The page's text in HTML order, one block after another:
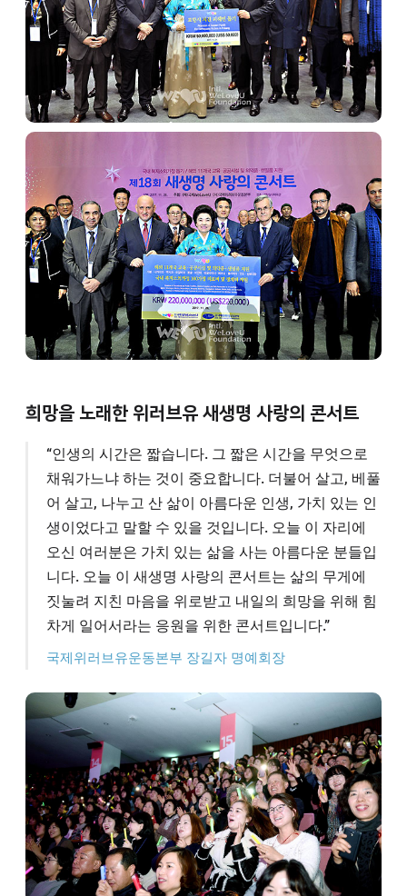
희망을 노래한 위러브유 새생명 사랑의 콘서트
“인생의 시간은 짧습니다. 그 짧은 시간을 무엇으로
채워가느냐 하는 것이 중요합니다. 더불어 살고, 베풀
어 살고, 나누고 산 삶이 아름다운 인생, 가치 있는 인
생이었다고 말할 수 있을 것입니다. 오늘 이 자리에
오신 여러분은 가치 있는 삶을 사는 아름다운 분들입
니다. 오늘 이 새생명 사랑의 콘서트는 삶의 무게에
짓눌려 지친 마음을 위로받고 내일의 희망을 위해 힘
차게 일어서라는 응원을 위한 콘서트입니다.”
국제위러브유운동본부 장길자 명예회장